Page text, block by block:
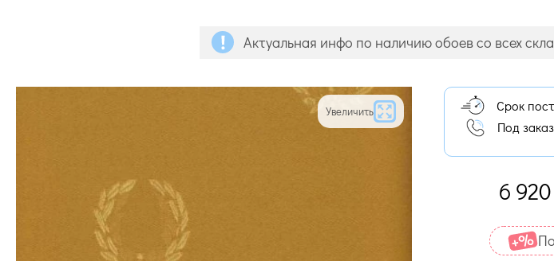
Актуальная инфо по наличию обоев со всех
Увеличить
Срок
Под заказ
6 920